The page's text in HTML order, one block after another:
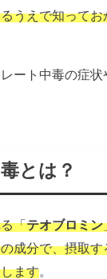
うえで知って
ート中毒の症
とは？
「テオブロミン
成分で、摂取
ます。